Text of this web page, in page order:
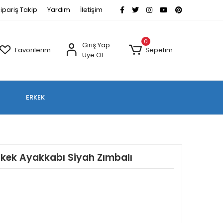
Takip Yardım İletişim
Favorilerim
Giriş Yap
Üye Ol
0
Sepetim
ERKEK
Ayakkabı Siyah Zımbalı